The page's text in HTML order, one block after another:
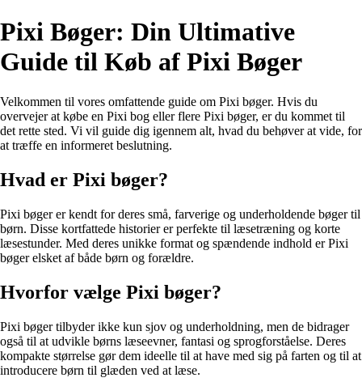
Pixi Bøger: Din Ultimative
Guide til Køb af Pixi Bøger
Velkommen til vores omfattende guide om Pixi bøger. Hvis du
overvejer at købe en Pixi bog eller flere Pixi bøger, er du kommet til
det rette sted. Vi vil guide dig igennem alt, hvad du behøver at vide, for
at træffe en informeret beslutning.
Hvad er Pixi bøger?
Pixi bøger er kendt for deres små, farverige og underholdende bøger til
børn. Disse kortfattede historier er perfekte til læsetræning og korte
læsestunder. Med deres unikke format og spændende indhold er Pixi
bøger elsket af både børn og forældre.
Hvorfor vælge Pixi bøger?
Pixi bøger tilbyder ikke kun sjov og underholdning, men de bidrager
også til at udvikle børns læseevner, fantasi og sprogforståelse. Deres
kompakte størrelse gør dem ideelle til at have med sig på farten og til at
introducere børn til glæden ved at læse.